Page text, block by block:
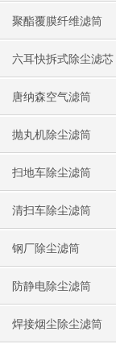
聚酯覆膜纤维滤筒
六耳快拆式除尘滤芯
唐纳森空气滤筒
抛丸机除尘滤筒
扫地车除尘滤筒
清扫车除尘滤筒
钢厂除尘滤筒
防静电除尘滤筒
焊接烟尘除尘滤筒